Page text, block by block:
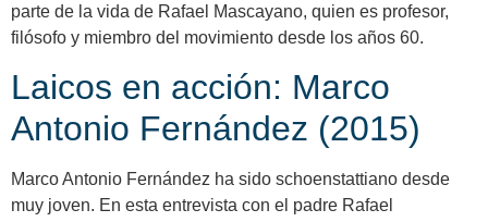
parte de la vida de Rafael Mascayano, quien es profesor,
filósofo y miembro del movimiento desde los años 60.
Laicos en acción: Marco
Antonio Fernández (2015)
Marco Antonio Fernández ha sido schoenstattiano desde
muy joven. En esta entrevista con el padre Rafael